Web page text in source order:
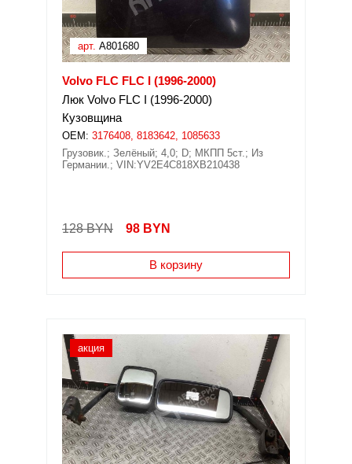
арт. A801680
Volvo FLC FLC I (1996-2000)
Люк Volvo FLC I (1996-2000)
Кузовщина
OEM: 3176408, 8183642, 1085633
Грузовик.; Зелёный; 4,0; D; МКПП 5ст.; Из
Германии.; VIN:YV2E4C818XB210438
128 BYN 98 BYN
В корзину
акция